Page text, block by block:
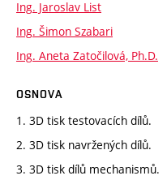
Ing. Jaroslav List
Ing. Šimon Szabari
Ing. Aneta Zatočilová, Ph.D.
OSNOVA
1. 3D tisk testovacích dílů.
2. 3D tisk navržených dílů.
3. 3D tisk dílů mechanismů.